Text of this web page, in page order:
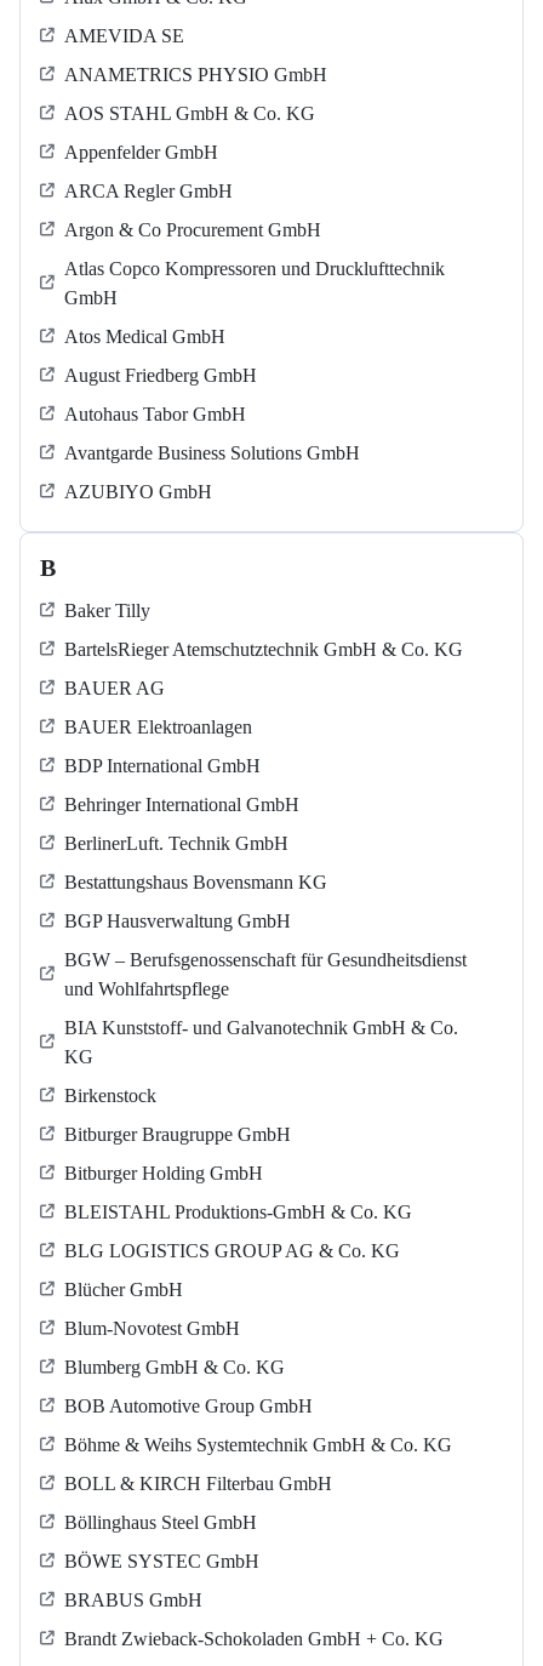
AMEVIDA SE
ANAMETRICS PHYSIO GmbH
AOS STAHL GmbH & Co. KG
Appenfelder GmbH
ARCA Regler GmbH
Argon & Co Procurement GmbH
Atlas Copco Kompressoren und Drucklufttechnik
GmbH
Atos Medical GmbH
August Friedberg GmbH
Autohaus Tabor GmbH
Avantgarde Business Solutions GmbH
AZUBIYO GmbH
B
Baker Tilly
BartelsRieger Atemschutztechnik GmbH & Co. KG
BAUER AG
BAUER Elektroanlagen
BDP International GmbH
Behringer International GmbH
BerlinerLuft. Technik GmbH
Bestattungshaus Bovensmann KG
BGP Hausverwaltung GmbH
BGW – Berufsgenossenschaft für Gesundheitsdienst
und Wohlfahrtspflege
BIA Kunststoff- und Galvanotechnik GmbH & Co.
KG
Birkenstock
Bitburger Braugruppe GmbH
Bitburger Holding GmbH
BLEISTAHL Produktions-GmbH & Co. KG
BLG LOGISTICS GROUP AG & Co. KG
Blücher GmbH
Blum-Novotest GmbH
Blumberg GmbH & Co. KG
BOB Automotive Group GmbH
Böhme & Weihs Systemtechnik GmbH & Co. KG
BOLL & KIRCH Filterbau GmbH
Böllinghaus Steel GmbH
BÖWE SYSTEC GmbH
BRABUS GmbH
Brandt Zwieback-Schokoladen GmbH + Co. KG